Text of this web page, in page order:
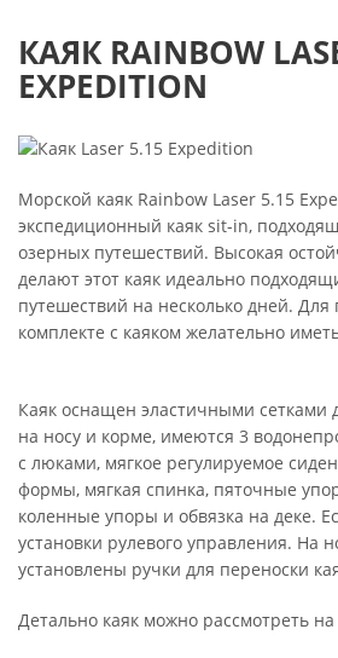
КАЯК RAINBOW
EXPEDITION
Морской каяк Rainbow Laser 5.15
экспедиционный каяк sit-in,
озерных путешествий. Высокая
делают этот каяк идеально
путешествий на несколько дней. Для
комплекте с каяком желательно
Каяк оснащен эластичными сетками
на носу и корме, имеются 3
с люками, мягкое регулируемое
формы, мягкая спинка, пяточные
коленные упоры и обвязка на деке.
установки рулевого управления. На
установлены ручки для переноски
Детально каяк можно рассмотреть